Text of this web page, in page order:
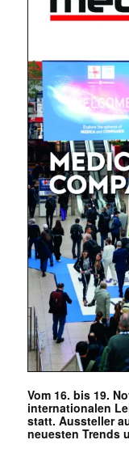
Vom 16. bis 19.
internationalen
statt. Aussteller
neuesten Trends